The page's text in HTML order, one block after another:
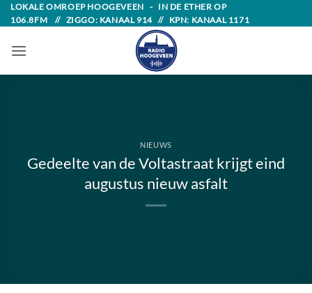
Skip
to
content
LOKALE OMROEP HOOGEVEEN - IN DE ETHER OP
106.8FM // ZIGGO: KANAAL 914 // KPN: KANAAL 1171
NIEUWS
Gedeelte van de Voltastraat krijgt eind
augustus nieuw asfalt